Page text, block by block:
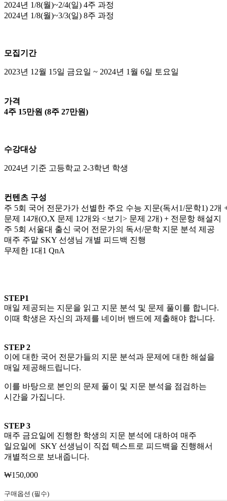
2024년 1/8(월)~2/4(일) 4주 과정
2024년 1/8(월)~3/3(일) 8주 과정
모집기간
2023년 12월 15일 금요일 ~ 2024년 1월 6일 토요일
가격
4주 15만원 (8주 27만원)
수강대상
2024년 기준 고등학교 2-3학년 학생
컨텐츠 구성
주 5회 국어 전문가가 선별한 주요 수능 지문(독서1/문학1) 2개
문제 14개(O,X 문제 12개와 <보기> 문제 2개) + 전문항 해설지
주 5회 서울대 출신 국어 전문가의 독서/문학 지문 분석 제공
매주 주말 SKY 선생님 개별 피드백 진행
무제한 1대1 QnA
STEP1
매일 제공되는 지문을 읽고 지문 분석 및 문제 풀이를 합니다.
이때 학생은 자신의 과제를 네이버 밴드에 제출해야 합니다.
STEP 2
이에 대한 국어 전문가들의 지문 분석과 문제에 대한 해설을
매일 제공해드립니다.
이를 바탕으로 본인의 문제 풀이 및 지문 분석을 점검하는
시간을 가집니다.
STEP 3
매주 금요일에 진행한 학생의 지문 분석에 대하여 매주
일요일에 SKY 선생님이 직접 텍스트로 피드백을 진행해서
개별적으로 보내줍니다.
₩150,000
구매옵션 (필수)